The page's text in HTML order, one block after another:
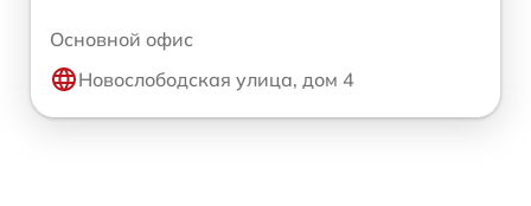
Основной офис
Новослободская улица, дом 4